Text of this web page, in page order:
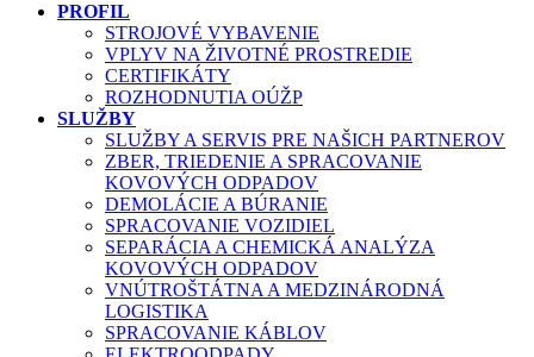
PROFIL
STROJOVÉ VYBAVENIE
VPLYV NA ŽIVOTNÉ PROSTREDIE
CERTIFIKÁTY
ROZHODNUTIA OÚŽP
SLUŽBY
SLUŽBY A SERVIS PRE NAŠICH PARTNEROV
ZBER, TRIEDENIE A SPRACOVANIE
KOVOVÝCH ODPADOV
DEMOLÁCIE A BÚRANIE
SPRACOVANIE VOZIDIEL
SEPARÁCIA A CHEMICKÁ ANALÝZA
KOVOVÝCH ODPADOV
VNÚTROŠTÁTNA A MEDZINÁRODNÁ
LOGISTIKA
SPRACOVANIE KÁBLOV